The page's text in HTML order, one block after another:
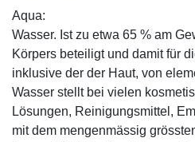
Aqua:
Wasser. Ist zu etwa 65 % am
Körpers beteiligt und damit für
inklusive der der Haut, von
Wasser stellt bei vielen
Lösungen, Reinigungsmittel,
mit dem mengenmässig